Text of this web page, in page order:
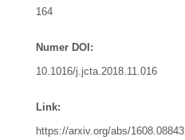
164
Numer DOI:
10.1016/j.jcta.2018.11.016
Link:
https://arxiv.org/abs/1608.08843